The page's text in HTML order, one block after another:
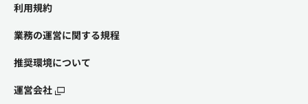
利用規約
業務の運営に関する規程
推奨環境について
運営会社